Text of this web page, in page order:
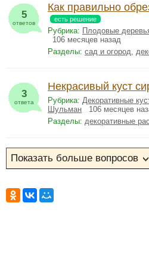
5
ответов
Как правильно
есть решение
Рубрика: Плодовые
106 месяцев назад
Разделы: сад и огород
3
ответа
Некрасивый куст
Рубрика: Декоративные
Шульман 106 месяцев
Разделы: декоративные